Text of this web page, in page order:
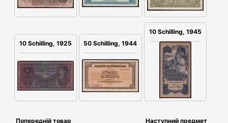
10 Schilling, 1925 50 Schilling, 1944
10 Schilling, 1945
Попередній товар
Наступний предмет